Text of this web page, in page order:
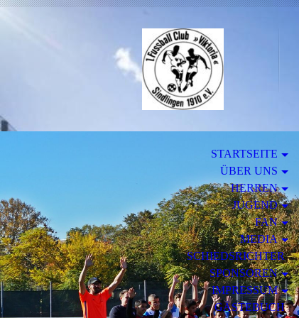
STARTSEITE
ÜBER UNS
HERREN
JUGEND
FAN
MEDIA
SCHIEDSRICHTER
SPONSOREN
IMPRESSUM
GÄSTEBUCH